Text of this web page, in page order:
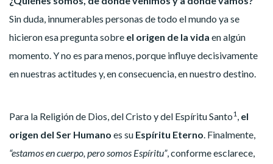
Sin duda, innumerables personas de todo el mundo ya se
hicieron esa pregunta sobre el origen de la vida en algún
momento. Y no es para menos, porque influye decisivamente
en nuestras actitudes y, en consecuencia, en nuestro destino.
Para la Religión de Dios, del Cristo y del Espíritu Santo1 , el
origen del Ser Humano es su Espíritu Eterno. Finalmente,
“estamos en cuerpo, pero somos Espíritu”, conforme esclarece,